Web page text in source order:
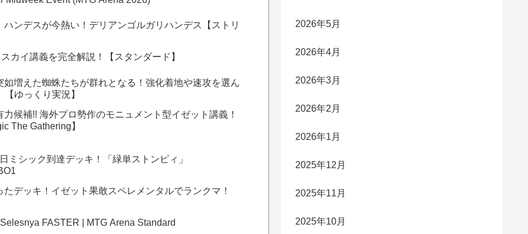
ンデスが今熱い！デリアンゴルガリハンデス【ストリ
カイ講義を完全解説！【スタンダード】
増えた蜘蛛たちが群れとなる！強化着地や速攻を選ん
ゆっくり実況】
候補!! 海外プロ勢作のモニュメント型イゼット講義！
The Gathering】
ミシック到達デッキ！「緑単ストンピィ」
デッキ！イゼット果敢スペレメンタルでランクマ！
FASTER | MTG Arena Standard
2026年5月
2026年4月
2026年3月
2026年2月
2026年1月
2025年12月
2025年11月
2025年10月